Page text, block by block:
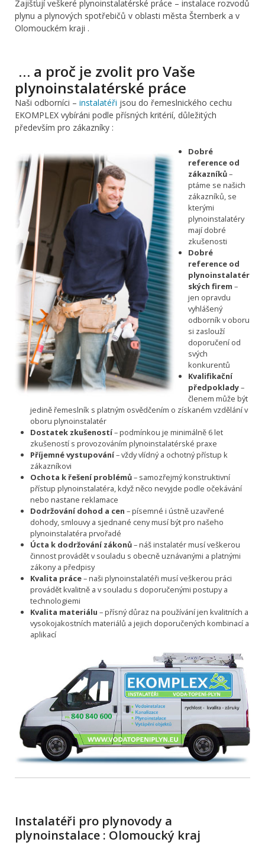
Zajišťují veškeré plynoinstalatérské práce – instalace rozvodů
plynu a plynových spotřebičů v oblasti města Šternberk a v
Olomouckém kraji .
… a proč je zvolit pro Vaše
plynoinstalatérské práce
Naši odborníci – instalatéři jsou do řemeslnického cechu
EKOMPLEX vybíráni podle přísných kritérií, důležitých
především pro zákazníky :
Dobré
reference od
zákazníků–
ptáme se našich
zákazníků, se
kterými
plynoinstalatéry
mají dobré
zkušenosti
Dobré
reference od
plynoinstalatér
ských firem –
jen opravdu
vyhlášený
odborník v oboru
si zaslouží
doporučení od
svých
konkurentů
Kvalifikační
předpoklady–
členem může být
jedině řemeslník s platným osvědčením o získaném vzdělání v
oboru plynoinstalatér
Dostatek zkušeností– podmínkou je minimálně 6 let
zkušeností s provozováním plynoinstalatérské praxe
Příjemné vystupování– vždy vlídný a ochotný přístup k
zákazníkovi
Ochota k řešení problémů– samozřejmý konstruktivní
přístup plynoinstalatéra, když něco nevyjde podle očekávání
nebo nastane reklamace
Dodržování dohod a cen – písemné i ústně uzavřené
dohody, smlouvy a sjednané ceny musí být pro našeho
plynoinstalatéra prvořadé
Úcta k dodržování zákonů– náš instalatér musí veškerou
činnost provádět v souladu s obecně uznávanými a platnými
zákony a předpisy
Kvalita práce– naši plynoinstalatéři musí veškerou práci
provádět kvalitně a v souladu s doporučenými postupy a
technologiemi
Kvalita materiálu – přísný důraz na používání jen kvalitních a
vysokojakostních materiálů a jejich doporučených kombinací a
aplikací
Instalatéři pro plynovody a
plynoinstalace : Olomoucký kraj